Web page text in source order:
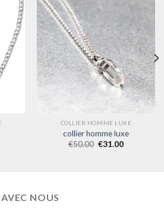
COLLIER HOMME LUXE
collier homme luxe
€50.00 €31.00
NOUS